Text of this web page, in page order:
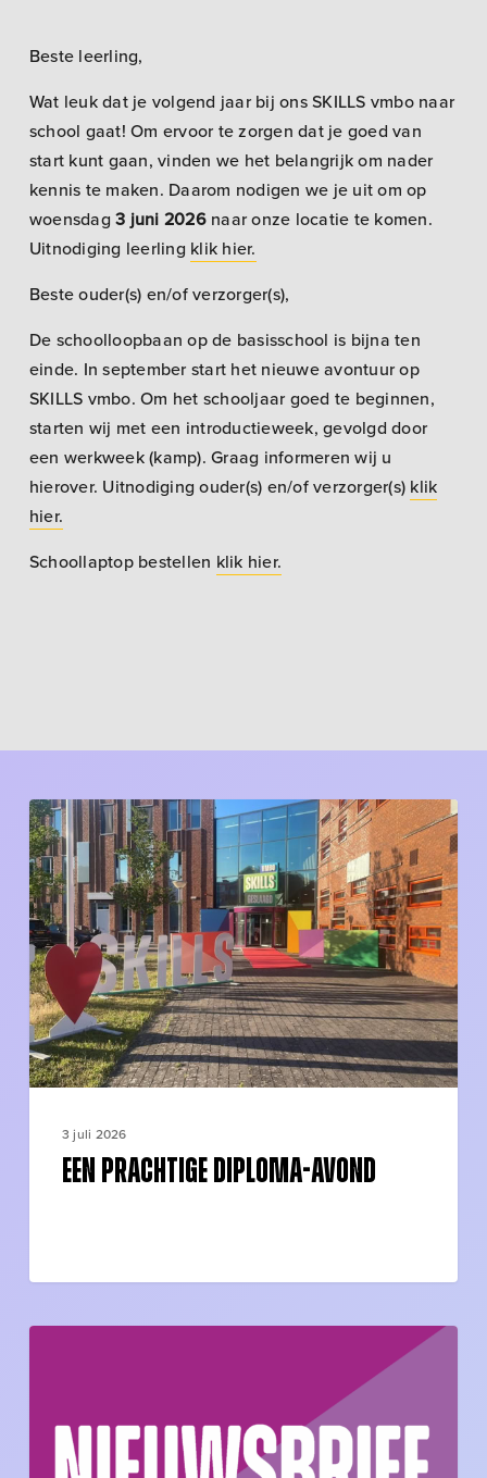
Beste leerling,
Wat leuk dat je volgend jaar bij ons SKILLS vmbo naar
school gaat! Om ervoor te zorgen dat je goed van
start kunt gaan, vinden we het belangrijk om nader
kennis te maken. Daarom nodigen we je uit om op
woensdag3 juni 2026 naar onze locatie te komen.
Uitnodiging leerling klik hier.
Beste ouder(s) en/of verzorger(s),
De schoolloopbaan op de basisschool is bijna ten
einde. In september start het nieuwe avontuur op
SKILLS vmbo. Om het schooljaar goed te beginnen,
starten wij met een introductieweek, gevolgd door
een werkweek (kamp). Graag informeren wij u
hierover. Uitnodiging ouder(s) en/of verzorger(s) klik
hier.
Schoollaptop bestellen klik hier.
Een
prachtige
diploma-
avond
3 juli 2026
Een prachtige diploma-avond
2025-
2026